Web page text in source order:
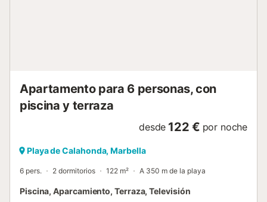
Apartamento para 6 personas, con
piscina y terraza
desde 122 € por noche
Playa de Calahonda, Marbella
6 pers. 2 dormitorios 122 m² A 350 m de la playa
Piscina, Aparcamiento, Terraza, Televisión